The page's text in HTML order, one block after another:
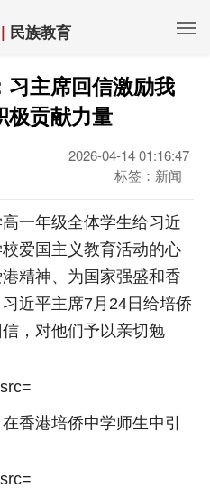
| 民族教育
习主席回信激励我
极贡献力量
2026-04-14 01:16:47
标签：新闻
年级全体学生给习近
爱国主义教育活动的心
精神、为国家强盛和香
近平主席7月24日给培侨
，对他们予以亲切勉
港培侨中学师生中引